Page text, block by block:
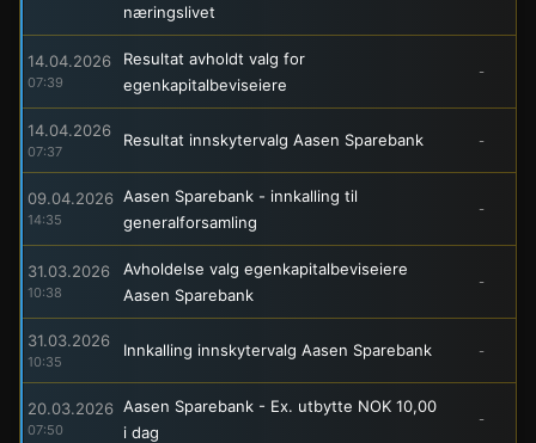
næringslivet
14.04.2026
07:39
Resultat avholdt valg for
egenkapitalbeviseiere
-
14.04.2026
07:37
Resultat innskytervalg Aasen Sparebank -
09.04.2026
14:35
Aasen Sparebank - innkalling til
generalforsamling
-
31.03.2026
10:38
Avholdelse valg egenkapitalbeviseiere
Aasen Sparebank
-
31.03.2026
10:35
Innkalling innskytervalg Aasen Sparebank -
20.03.2026
07:50
Aasen Sparebank - Ex. utbytte NOK 10,00
i dag
-